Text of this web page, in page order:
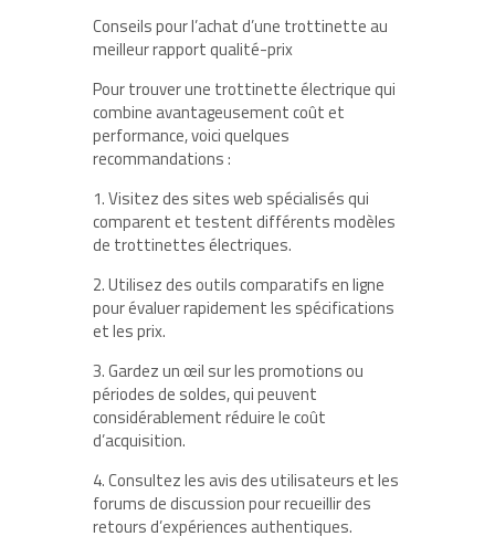
Conseils pour l’achat d’une trottinette au
meilleur rapport qualité-prix
Pour trouver une trottinette électrique qui
combine avantageusement coût et
performance, voici quelques
recommandations :
1. Visitez des sites web spécialisés qui
comparent et testent différents modèles
de trottinettes électriques.
2. Utilisez des outils comparatifs en ligne
pour évaluer rapidement les spécifications
et les prix.
3. Gardez un œil sur les promotions ou
périodes de soldes, qui peuvent
considérablement réduire le coût
d’acquisition.
4. Consultez les avis des utilisateurs et les
forums de discussion pour recueillir des
retours d’expériences authentiques.